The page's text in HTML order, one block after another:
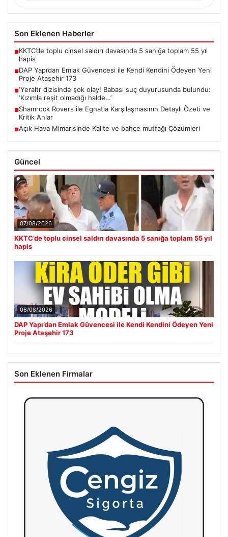
Son Eklenen Haberler
■KKTC’de toplu cinsel saldırı davasında 5 sanığa toplam 55 yıl
hapis
■DAP Yapı’dan Emlak Güvencesi ile Kendi Kendini Ödeyen Yeni
Proje Ataşehir 173
■‘Yeraltı’ dizisinde şok olay! Babası suç duyurusunda bulundu:
‘Kızımla reşit olmadığı halde…’
■Shamrock Rovers ile Egnatia Karşılaşmasının Detaylı Özeti ve
Kritik Anlar
■Açık Hava Mimarisinde Kalite ve bahçe mutfağı Çözümleri
Güncel
07/08/2026
KKTC’de toplu cinsel saldırı davasında 5 sanığa toplam 55 yıl
hapis
06/08/2026
DAP Yapı’dan Emlak Güvencesi ile Kendi Kendini Ödeyen Yeni
Proje Ataşehir 173
Son Eklenen Firmalar